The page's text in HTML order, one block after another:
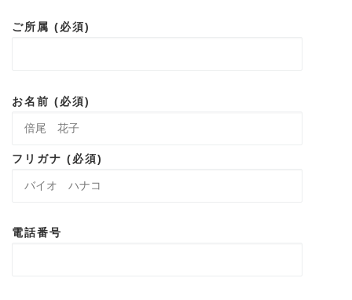
ご所属 (必須)
お名前 (必須)
フリガナ (必須)
電話番号